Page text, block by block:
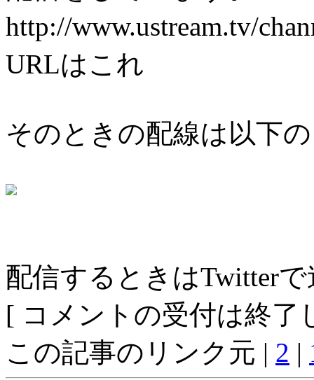
http://www.ustream.tv/
URLはこれ
そのときの配線は以下
配信するときはTwitter
[ コメントの受付は終了
この記事のリンク元 | 2 |